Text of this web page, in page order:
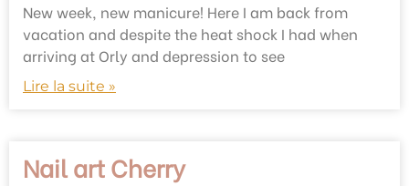
New week, new manicure! Here I am back from
vacation and despite the heat shock I had when
arriving at Orly and depression to see
Lire la suite »
Nail art Cherry